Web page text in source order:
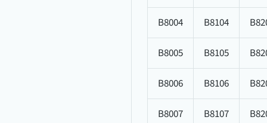
B8004 B8104
B8005 B8105
B8006 B8106
B8007 B8107